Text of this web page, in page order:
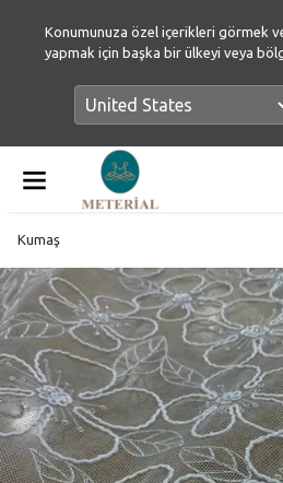
Konumunuza özel içerikleri görmek
yapmak için başka bir ülkeyi veya
Kumaş